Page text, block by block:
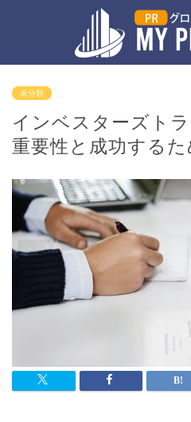
未分類
インベスターズト
重要性と成功するた